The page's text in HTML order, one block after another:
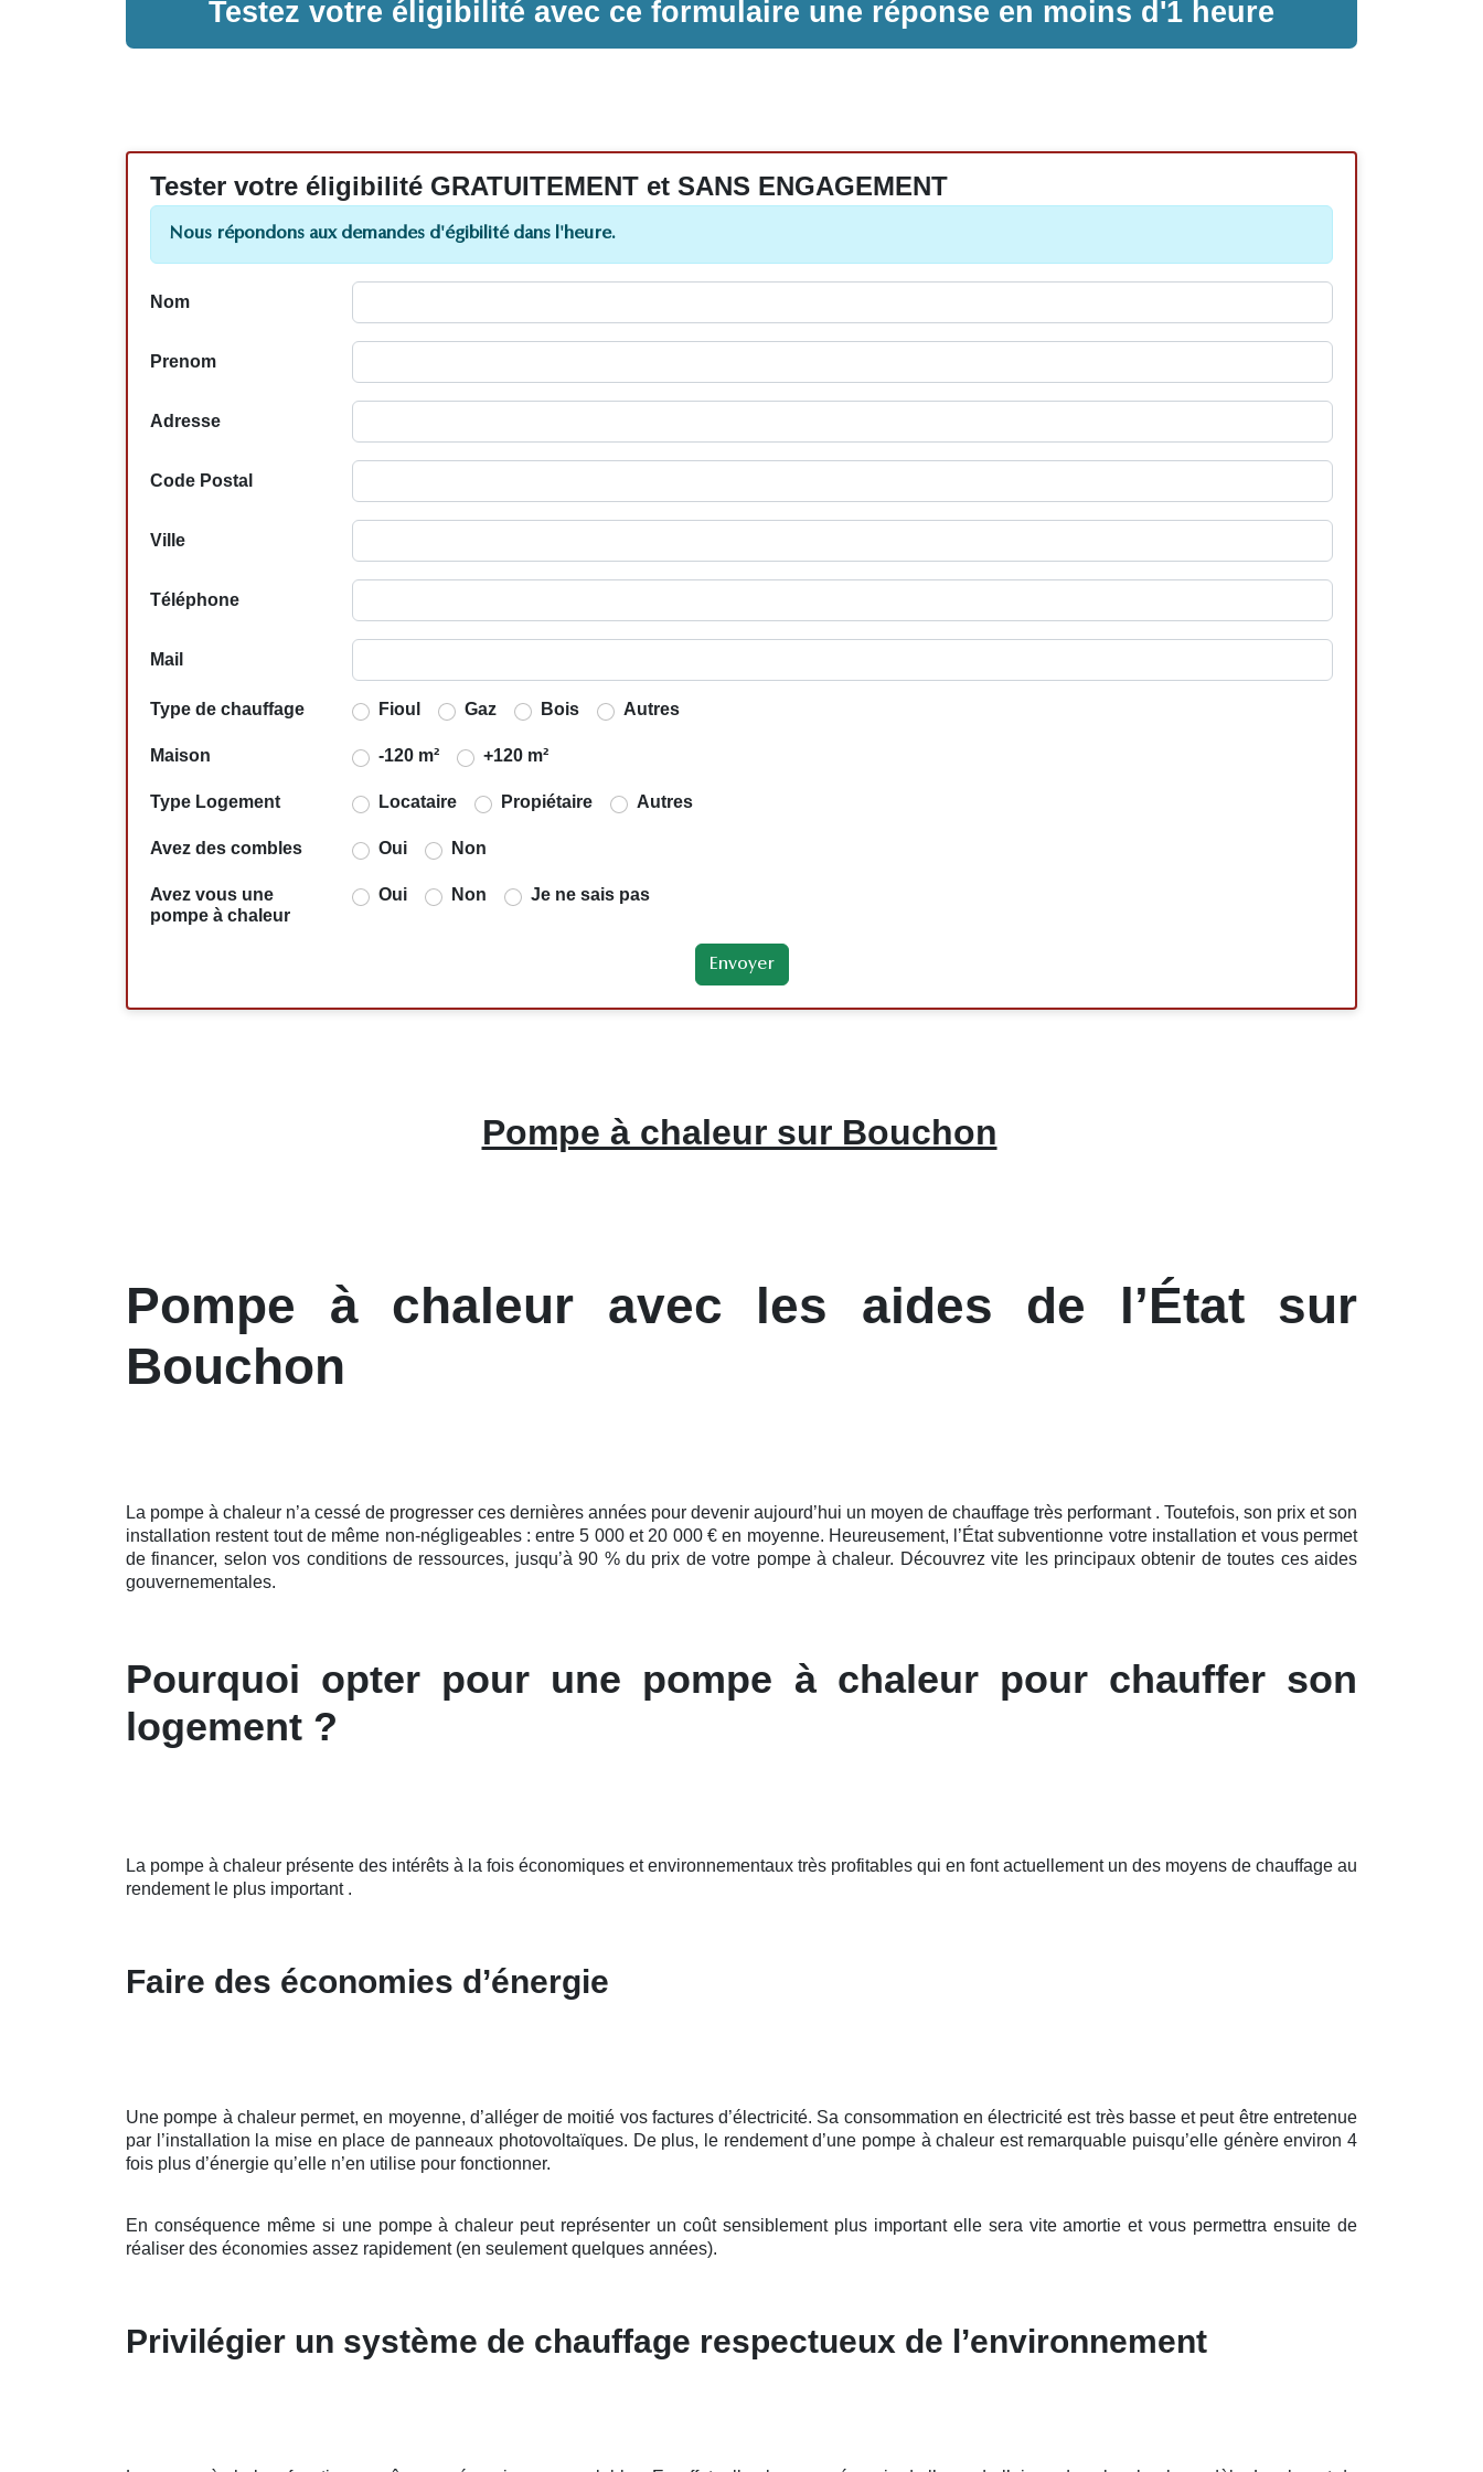
Testez votre éligibilité avec ce formulaire une réponse en moins d'1 heure
Tester votre éligibilité GRATUITEMENT et SANS ENGAGEMENT
Nous répondons aux demandes d'égibilité dans l'heure.
Nom
Prenom
Adresse
Code Postal
Ville
Téléphone
Mail
Type de chauffage Fioul Gaz Bois Autres
Maison -120 m² +120 m²
Type Logement Locataire Propiétaire Autres
Avez des combles Oui Non
Avez vous une
pompe à chaleur
Oui Non Je ne sais pas
Pompe à chaleur sur Bouchon
Pompe à chaleur avec les aides de l’État sur
Bouchon
La pompe à chaleur n’a cessé de progresser ces dernières années pour devenir aujourd’hui un moyen de chauffage très performant . Toutefois, son prix et son
installation restent tout de même non-négligeables : entre 5 000 et 20 000 € en moyenne. Heureusement, l’État subventionne votre installation et vous permet
de financer, selon vos conditions de ressources, jusqu’à 90 % du prix de votre pompe à chaleur. Découvrez vite les principaux obtenir de toutes ces aides
gouvernementales.
Pourquoi opter pour une pompe à chaleur pour chauffer son
logement ?
La pompe à chaleur présente des intérêts à la fois économiques et environnementaux très profitables qui en font actuellement un des moyens de chauffage au
rendement le plus important .
Faire des économies d’énergie
Une pompe à chaleur permet, en moyenne, d’alléger de moitié vos factures d’électricité. Sa consommation en électricité est très basse et peut être entretenue
par l’installation la mise en place de panneaux photovoltaïques. De plus, le rendement d’une pompe à chaleur est remarquable puisqu’elle génère environ 4
fois plus d’énergie qu’elle n’en utilise pour fonctionner.
En conséquence même si une pompe à chaleur peut représenter un coût sensiblement plus important elle sera vite amortie et vous permettra ensuite de
réaliser des économies assez rapidement (en seulement quelques années).
Privilégier un système de chauffage respectueux de l’environnement